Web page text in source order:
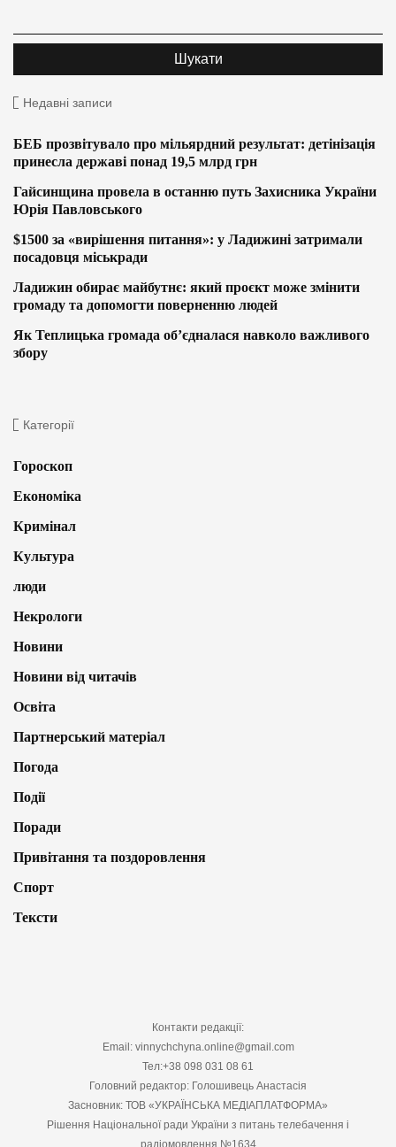
Недавні записи
БЕБ прозвітувало про мільярдний результат: детінізація
принесла державі понад 19,5 млрд грн
Гайсинщина провела в останню путь Захисника України
Юрія Павловського
$1500 за «вирішення питання»: у Ладижині затримали
посадовця міськради
Ладижин обирає майбутнє: який проєкт може змінити
громаду та допомогти поверненню людей
Як Теплицька громада об’єдналася навколо важливого
збору
Категорії
Гороскоп
Економіка
Кримінал
Культура
люди
Некрологи
Новини
Новини від читачів
Освіта
Партнерський матеріал
Погода
Події
Поради
Привітання та поздоровлення
Спорт
Тексти
Контакти редакції:
Email: vinnychchyna.online@gmail.com
Тел:+38 098 031 08 61
Головний редактор: Голошивець Анастасія
Засновник: ТОВ «УКРАЇНСЬКА МЕДІАПЛАТФОРМА»
Рішення Національної ради України з питань телебачення і
радіомовлення №1634